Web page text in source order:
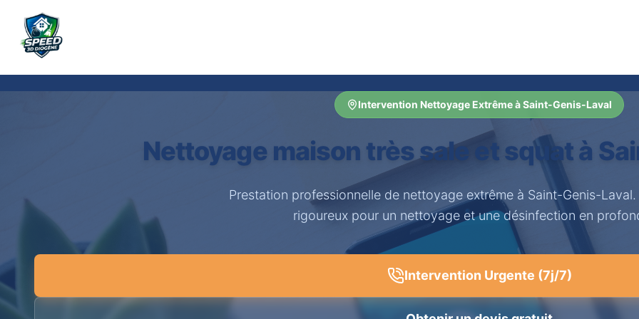
Intervention Nettoyage Extrême à Saint-Genis-Laval
Nettoyage maison très sale et squat à
Prestation professionnelle de nettoyage extrême à Saint-Genis-
rigoureux pour un nettoyage et une désinfection en
Intervention Urgente (7j/7)